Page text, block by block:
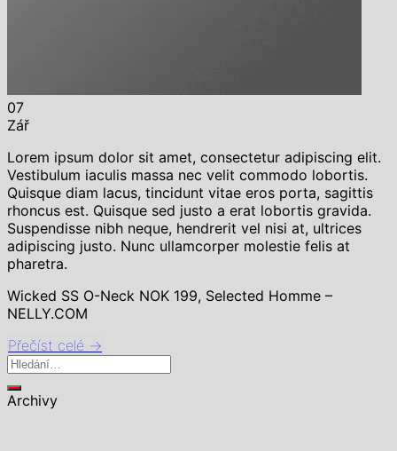
07
Zář
Lorem ipsum dolor sit amet, consectetur adipiscing elit.
Vestibulum iaculis massa nec velit commodo lobortis.
Quisque diam lacus, tincidunt vitae eros porta, sagittis
rhoncus est. Quisque sed justo a erat lobortis gravida.
Suspendisse nibh neque, hendrerit vel nisi at, ultrices
adipiscing justo. Nunc ullamcorper molestie felis at
pharetra.
Wicked SS O-Neck NOK 199, Selected Homme –
NELLY.COM
Přečíst celé →
Archivy